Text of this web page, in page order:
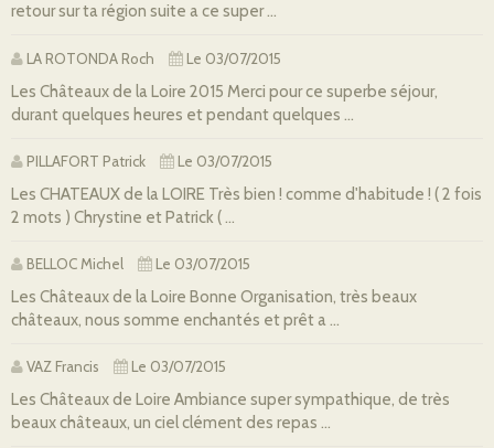
retour sur ta région suite a ce super ...
LA ROTONDA Roch Le 03/07/2015
Les Châteaux de la Loire 2015 Merci pour ce superbe séjour,
durant quelques heures et pendant quelques ...
PILLAFORT Patrick Le 03/07/2015
Les CHATEAUX de la LOIRE Très bien ! comme d'habitude ! ( 2 fois
2 mots ) Chrystine et Patrick ( ...
BELLOC Michel Le 03/07/2015
Les Châteaux de la Loire Bonne Organisation, très beaux
châteaux, nous somme enchantés et prêt a ...
VAZ Francis Le 03/07/2015
Les Châteaux de Loire Ambiance super sympathique, de très
beaux châteaux, un ciel clément des repas ...